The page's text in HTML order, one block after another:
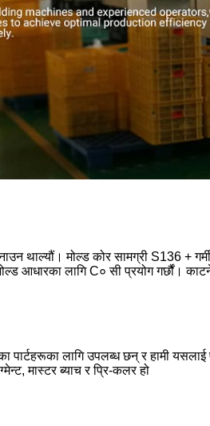
थाल्यौं। मोल्ड कोर सामग्री S136 +
आधारका लागि C० सी प्रयोग गर्छौं।
लागि उपलब्ध छन् र हामी यसलाई
मास्टर ब्याच र प्रि-कलर हो